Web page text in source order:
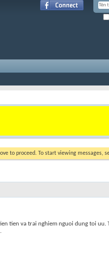
to proceed. To start viewing
tien va trai nghiem nguoi dung toi uu.